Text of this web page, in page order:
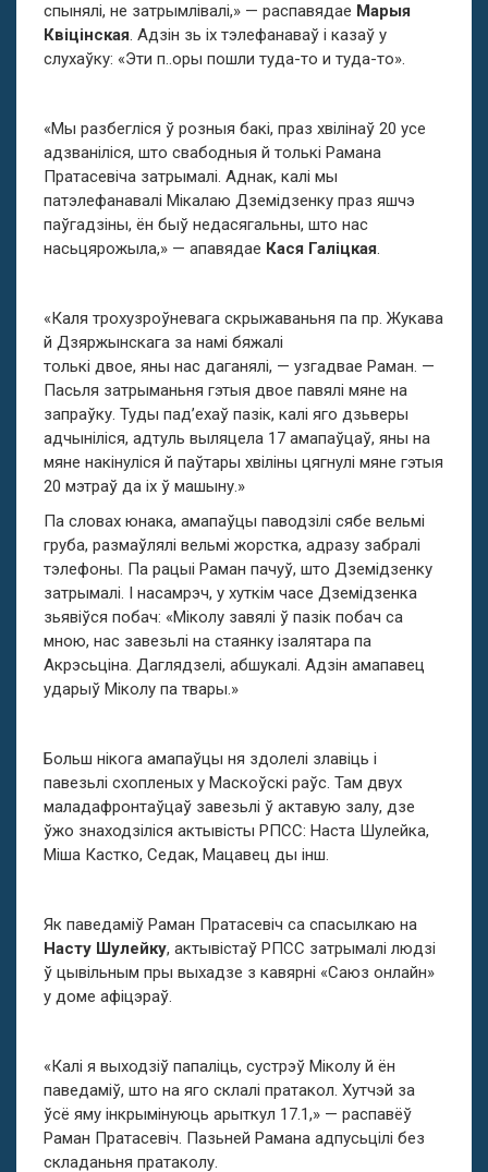
спынялі, не затрымлівалі,» — распавядае Марыя
Квіцінская. Адзін зь іх тэлефанаваў і казаў у
слухаўку: «Эти п..оры пошли туда-то и туда-то».
«Мы разбегліся ў розныя бакі, праз хвілінаў 20 усе
адзваніліся, што свабодныя й толькі Рамана
Пратасевіча затрымалі. Аднак, калі мы
патэлефанавалі Мікалаю Дземідзенку праз яшчэ
паўгадзіны, ён быў недасягальны, што нас
насьцярожыла,» — апавядае Кася Галіцкая.
«Каля трохузроўневага скрыжаваньня па пр. Жукава
й Дзяржынскага за намі бяжалі
толькі двое, яны нас даганялі, — узгадвае Раман. —
Пасьля затрыманьня гэтыя двое павялі мяне на
запраўку. Туды пад’ехаў пазік, калі яго дзьверы
адчыніліся, адтуль выляцела 17 амапаўцаў, яны на
мяне накінуліся й паўтары хвіліны цягнулі мяне гэтыя
20 мэтраў да іх ў машыну.»
Па словах юнака, амапаўцы паводзілі сябе вельмі
груба, размаўлялі вельмі жорстка, адразу забралі
тэлефоны. Па рацыі Раман пачуў, што Дземідзенку
затрымалі. І насамрэч, у хуткім часе Дземідзенка
зьявіўся побач: «Міколу завялі ў пазік побач са
мною, нас завезьлі на стаянку ізалятара па
Акрэсьціна. Даглядзелі, абшукалі. Адзін амапавец
ударыў Міколу па твары.»
Больш нікога амапаўцы ня здолелі злавіць і
павезьлі схопленых у Маскоўскі раўс. Там двух
маладафронтаўцаў завезьлі ў актавую залу, дзе
ўжо знаходзіліся актывісты РПСС: Наста Шулейка,
Міша Кастко, Седак, Мацавец ды інш.
Як паведаміў Раман Пратасевіч са спасылкаю на
Насту Шулейку, актывістаў РПСС затрымалі людзі
ў цывільным пры выхадзе з кавярні «Саюз онлайн»
у доме афіцэраў.
«Калі я выходзіў папаліць, сустрэў Міколу й ён
паведаміў, што на яго склалі пратакол. Хутчэй за
ўсё яму інкрымінуюць арыткул 17.1,» — распавёў
Раман Пратасевіч. Пазьней Рамана адпусьцілі без
складаньня пратаколу.